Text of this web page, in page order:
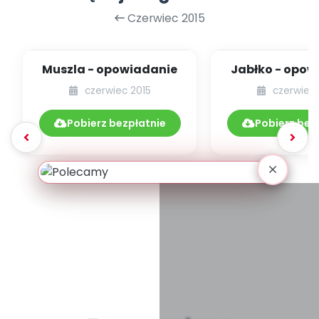
Czerwiec 2015
Muszla - opowiadanie
czerwiec 2015
Pobierz bezpłatnie
Jabłko -
czerwiec
Pobierz